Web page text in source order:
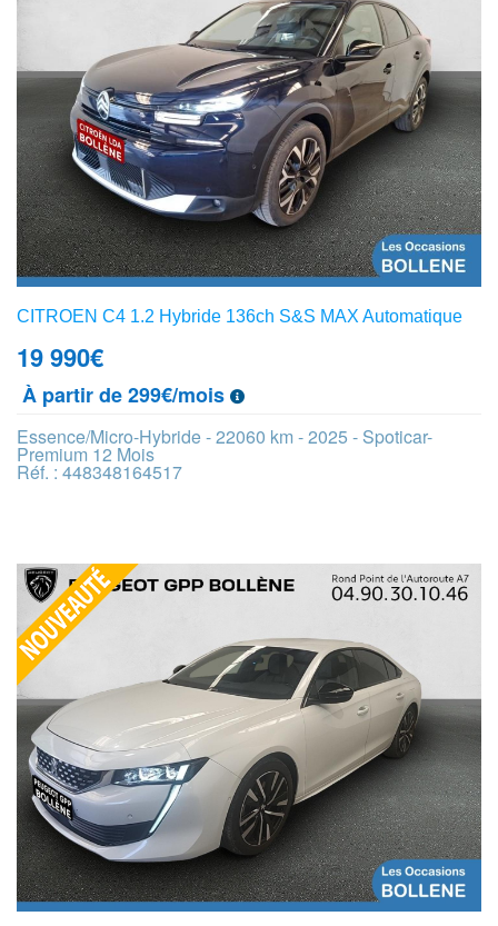
CITROEN C4 1.2 Hybride 136ch S&S MAX Automatique
19 990€
À partir de 299€/mois
Essence/Micro-Hybride - 22060 km - 2025 - Spoticar-
Premium 12 Mois
Réf. : 448348164517